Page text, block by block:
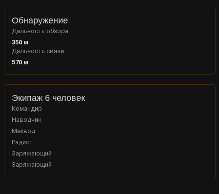
Обнаружение
Дальность обзора
350м
Дальность связи
570м
Экипаж 6 человек
Командир
Наводчик
Мехвод
Радист
Заряжающий
Заряжающий